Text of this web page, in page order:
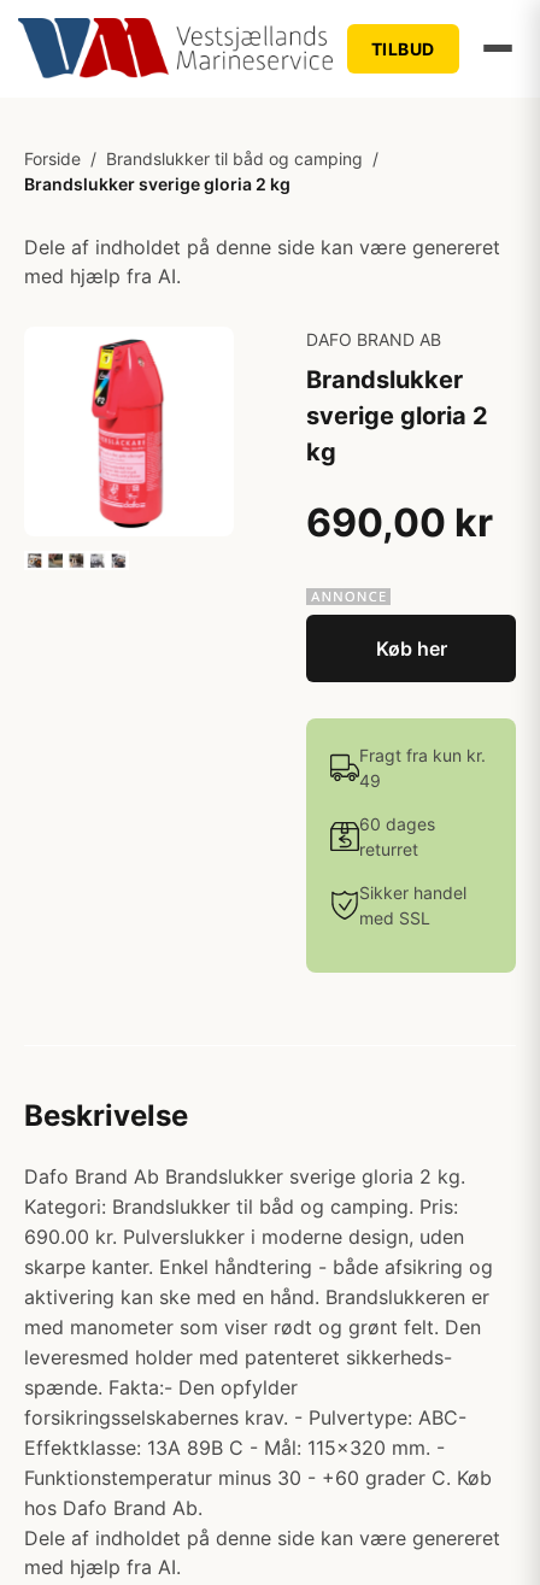
TILBUD
Forside / Brandslukker til båd og camping /
Brandslukker sverige gloria 2 kg
Dele af indholdet på denne side kan være genereret
med hjælp fra AI.
DAFO BRAND AB
Brandslukker
sverige gloria 2
kg
690,00 kr
Køb her
Fragt fra kun kr.
49
60 dages
returret
Sikker handel
med SSL
Beskrivelse
Dafo Brand Ab Brandslukker sverige gloria 2 kg.
Kategori: Brandslukker til båd og camping. Pris:
690.00 kr. Pulverslukker i moderne design, uden
skarpe kanter. Enkel håndtering - både afsikring og
aktivering kan ske med en hånd. Brandslukkeren er
med manometer som viser rødt og grønt felt. Den
leveresmed holder med patenteret sikkerheds-
spænde. Fakta:- Den opfylder
forsikringsselskabernes krav. - Pulvertype: ABC-
Effektklasse: 13A 89B C - Mål: 115x320 mm. -
Funktionstemperatur minus 30 - +60 grader C. Køb
hos Dafo Brand Ab.
Dele af indholdet på denne side kan være genereret
med hjælp fra AI.